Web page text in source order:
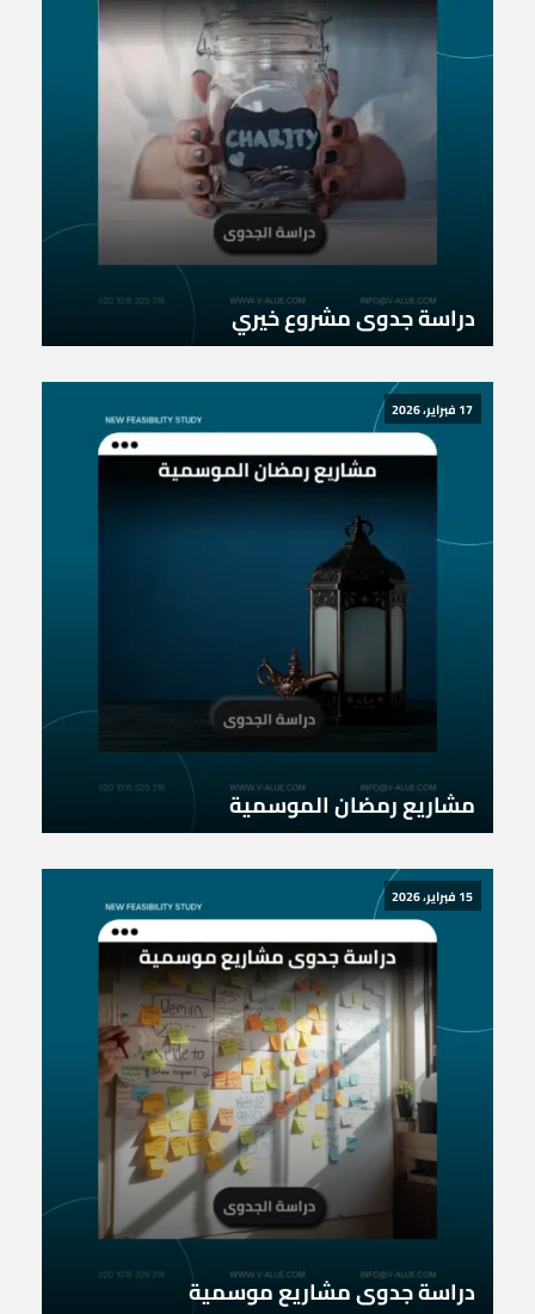
دراسة جدوى مشروع خيري
17 فبراير، 2026
مشاريع رمضان الموسمية
15 فبراير، 2026
دراسة جدوى مشاريع موسمية